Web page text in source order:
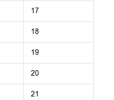
17
18
19
20
21